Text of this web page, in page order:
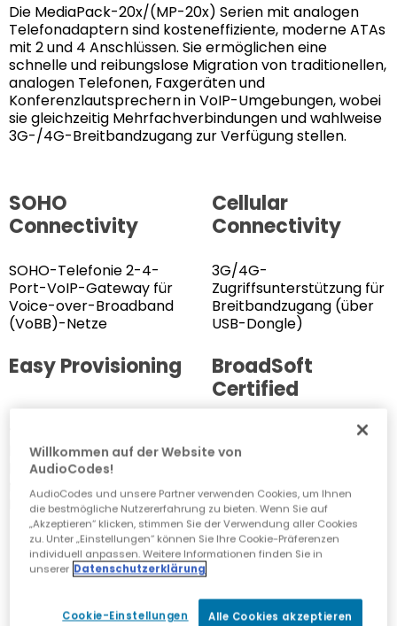
Die MediaPack-20x/(MP-20x) Serien mit analogen
Telefonadaptern sind kosteneffiziente, moderne ATAs
mit 2 und 4 Anschlüssen. Sie ermöglichen eine
schnelle und reibungslose Migration von traditionellen,
analogen Telefonen, Faxgeräten und
Konferenzlautsprechern in VoIP-Umgebungen, wobei
sie gleichzeitig Mehrfachverbindungen und wahlweise
3G-/4G-Breitbandzugang zur Verfügung stellen.
SOHO
Connectivity
SOHO-Telefonie 2-4-
Port-VoIP-Gateway für
Voice-over-Broadband
(VoBB)-Netze
Cellular
Connectivity
3G/4G-
Zugriffsunterstützung für
Breitbandzugang (über
USB-Dongle)
Easy Provisioning
benutzerfreundlicher
lokaler Web-Assistent
für einfache Remote-
Bereitstellung
BroadSoft
Certified
BroadSoft's BroadWorks
Willkommen auf der Website von
AudioCodes!
AudioCodes und unsere Partner verwenden Cookies, um Ihnen
die bestmögliche Nutzererfahrung zu bieten. Wenn Sie auf
„Akzeptieren“ klicken, stimmen Sie der Verwendung aller Cookies
zu. Unter „Einstellungen“ können Sie Ihre Cookie-Präferenzen
individuell anpassen. Weitere Informationen finden Sie in
unserer Datenschutzerklärung
Cookie-Einstellungen Alle Cookies akzeptieren